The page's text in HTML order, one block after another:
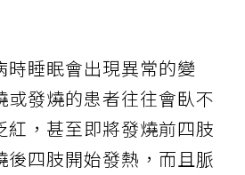
時睡眠會出現異常的變
或發燒的患者往往會臥不
紅，甚至即將發燒前四肢
後四肢開始發熱，而且脈